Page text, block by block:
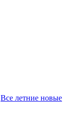
Все летние новые